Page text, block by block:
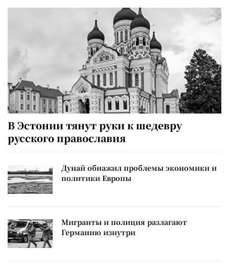
В Эстонии тянут руки к шедевру
русского православия
Дунай обнажил проблемы экономики и
политики Европы
Мигранты и полиция разлагают
Германию изнутри